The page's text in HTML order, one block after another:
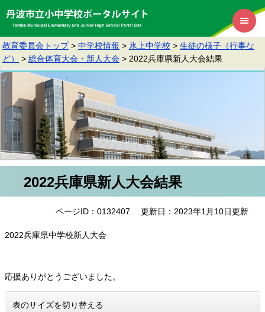
教育委員会トップ > 中学校情報 > 氷上中学校 > 生徒の様子（行事な
ど）
> 総合体育大会・新人大会 > 2022兵庫県新人大会結果
2022兵庫県新人大会結果
ページID：0132407 更新日：2023年1月10日更新
2022兵庫県中学校新人大会
応援ありがとうございました。
表のサイズを切り替える